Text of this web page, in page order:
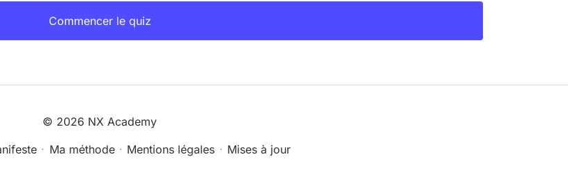
Commencer le quiz
© 2026 NX Academy
· Ma méthode · Mentions légales · Mises à jour